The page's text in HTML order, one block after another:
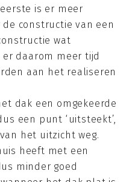
is er meer
constructie van een
wat
daarom meer tijd
aan het realiseren
dak een omgekeerde
een punt ‘uitsteekt’,
het uitzicht weg.
heeft met een
minder goed